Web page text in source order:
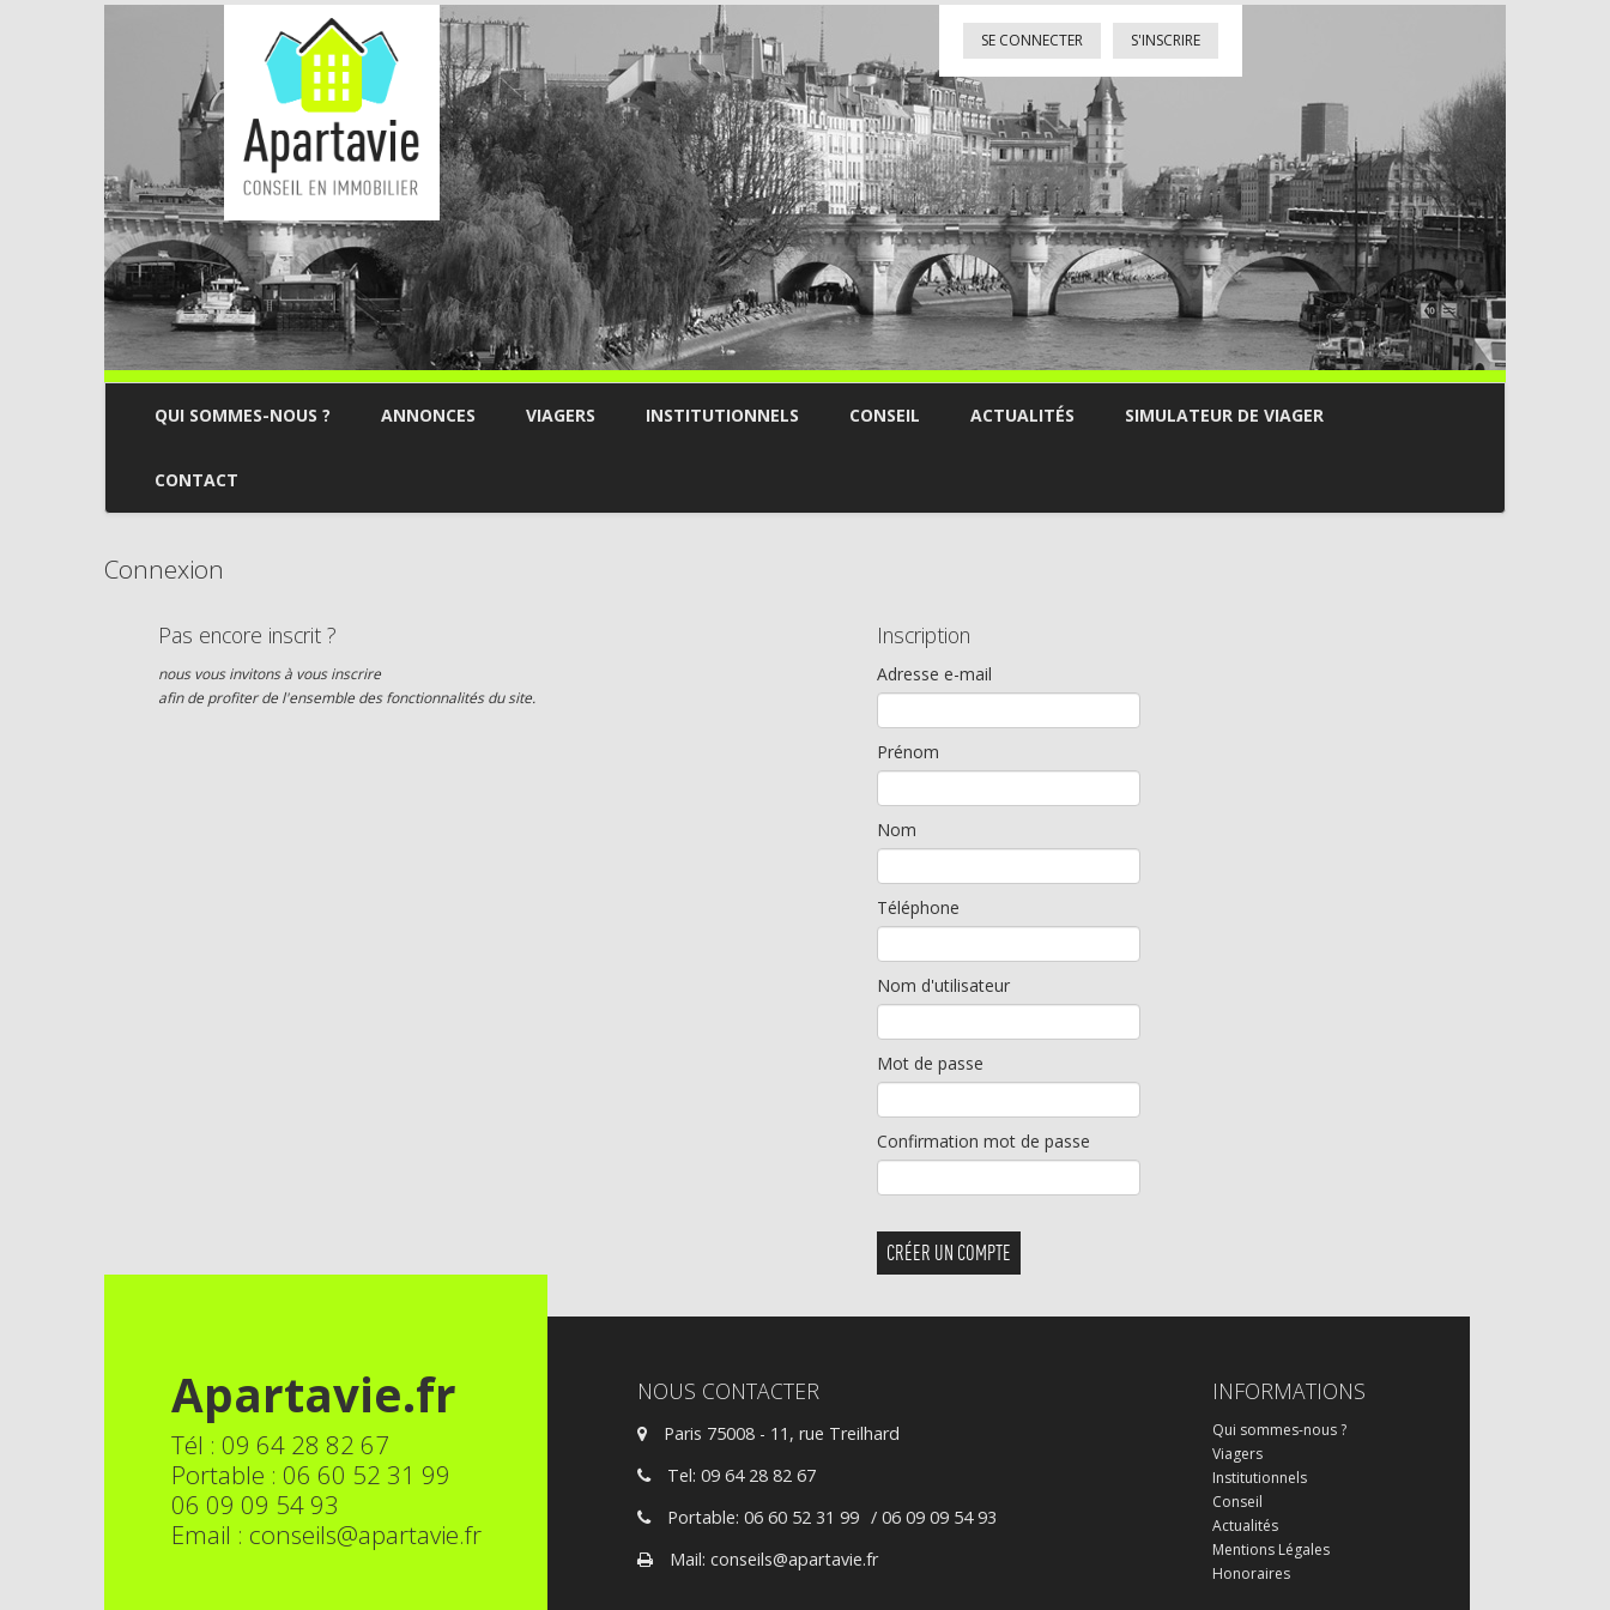
SE CONNECTER S'INSCRIRE
QUI SOMMES-NOUS ? ANNONCES VIAGERS INSTITUTIONNELS CONSEIL ACTUALITÉS SIMULATEUR DE VIAGER
CONTACT
Connexion
Pas encore inscrit ?
nous vous invitons à vous inscrire
afin de profiter de l'ensemble des fonctionnalités du site.
Inscription
Adresse e-mail
Prénom
Nom
Téléphone
Nom d'utilisateur
Mot de passe
Confirmation mot de passe
Apartavie.fr
Tél : 09 64 28 82 67
Portable : 06 60 52 31 99
06 09 09 54 93
Email : conseils@apartavie.fr
NOUS CONTACTER
Paris 75008 - 11, rue Treilhard
Tel: 09 64 28 82 67
Portable: 06 60 52 31 99 / 06 09 09 54 93
Mail: conseils@apartavie.fr
INFORMATIONS
Qui sommes-nous ?
Viagers
Institutionnels
Conseil
Actualités
Mentions Légales
Honoraires